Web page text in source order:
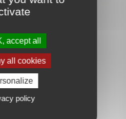
1 Chambre(s)
accept all
all cookies
policy